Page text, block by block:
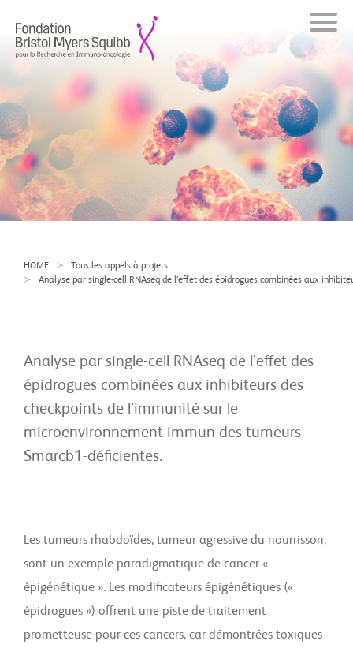
HOME
Tous les appels à projets
Analyse par single-cell RNAseq de l’effet des épidrogues combinées aux
Analyse par single-cell RNAseq de l’effet des
épidrogues combinées aux inhibiteurs des
checkpoints de l’immunité sur le
microenvironnement immun des tumeurs
Smarcb1-déficientes.
Les tumeurs rhabdoïdes, tumeur agressive du nourrisson,
sont un exemple paradigmatique de cancer «
épigénétique ». Les modificateurs épigénétiques («
épidrogues ») offrent une piste de traitement
prometteuse pour ces cancers, car démontrées toxiques